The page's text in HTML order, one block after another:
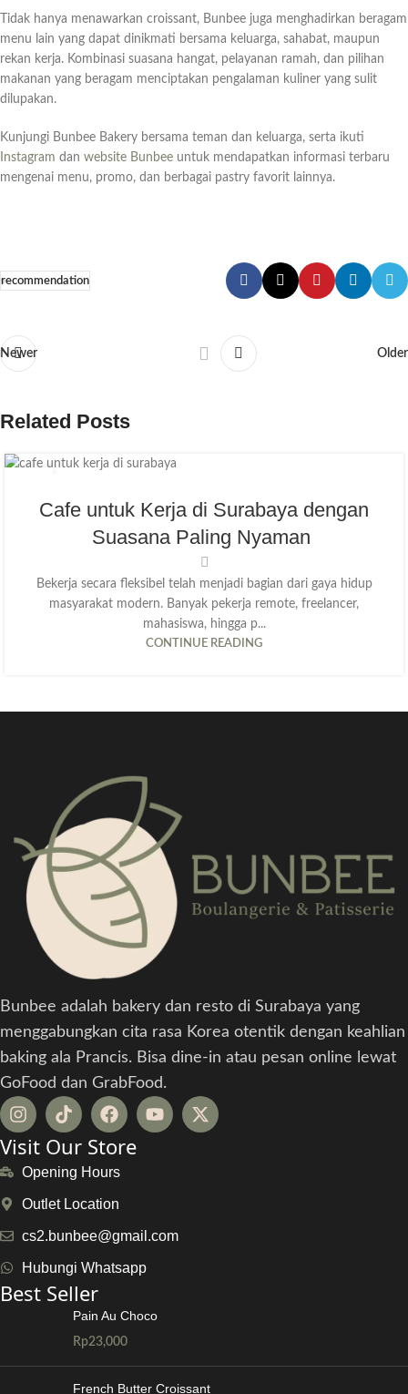
Tidak hanya menawarkan croissant, Bunbee juga menghadirkan beragam
menu lain yang dapat dinikmati bersama keluarga, sahabat, maupun
rekan kerja. Kombinasi suasana hangat, pelayanan ramah, dan pilihan
makanan yang beragam menciptakan pengalaman kuliner yang sulit
dilupakan.
Kunjungi Bunbee Bakery bersama teman dan keluarga, serta ikuti
Instagram dan website Bunbee untuk mendapatkan informasi terbaru
mengenai menu, promo, dan berbagai pastry favorit lainnya.
recommendation
Newer Older
Related Posts
Cafe untuk Kerja di Surabaya dengan
Suasana Paling Nyaman
Bekerja secara fleksibel telah menjadi bagian dari gaya hidup
masyarakat modern. Banyak pekerja remote, freelancer,
mahasiswa, hingga p...
CONTINUE READING
Bunbee adalah bakery dan resto di Surabaya yang
menggabungkan cita rasa Korea otentik dengan keahlian
baking ala Prancis. Bisa dine-in atau pesan online lewat
GoFood dan GrabFood.
Visit Our Store
Opening Hours
Outlet Location
cs2.bunbee@gmail.com
Hubungi Whatsapp
Best Seller
Pain Au Choco
Rp23,000
French Butter Croissant